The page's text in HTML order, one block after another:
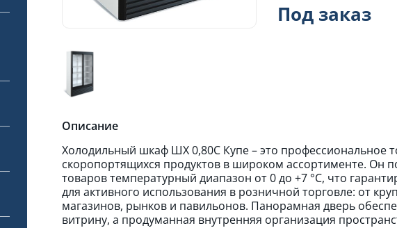
Под заказ
Описание
Холодильный шкаф ШХ 0,80С Купе – это профессиональное
скоропортящихся продуктов в широком ассортименте.
товаров температурный диапазон от 0 до +7 °C, что
для активного использования в розничной торговле: от
магазинов, рынков и павильонов. Панорамная дверь
витрину, а продуманная внутренняя организация